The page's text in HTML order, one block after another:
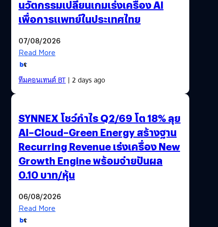
นวัตกรรมเปลี่ยนเกมเร่งเครื่อง AI
เพื่อการแพทย์ในประเทศไทย
07/08/2026
Read More
ทีมคอนเทนต์ BT| 2 days ago
SYNNEX โชว์กำไร Q2/69 โต 18% ลุย
AI–Cloud–Green Energy สร้างฐาน
Recurring Revenue เร่งเครื่อง New
Growth Engine พร้อมจ่ายปันผล
0.10 บาท/หุ้น
06/08/2026
Read More